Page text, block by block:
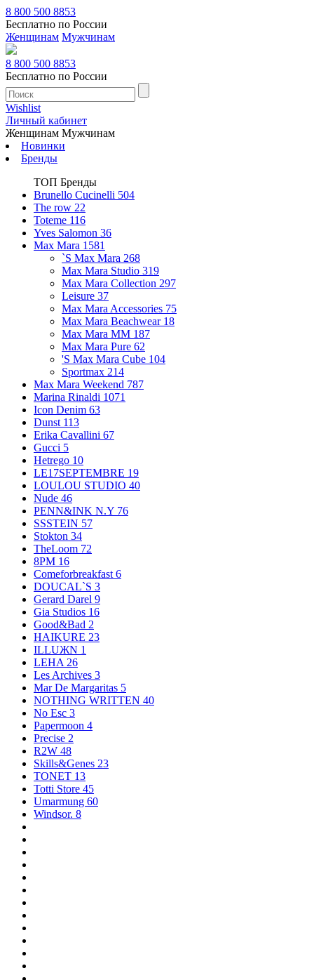
8 800 500 8853
Бесплатно по России
Женщинам Мужчинам
8 800 500 8853
Бесплатно по России
Wishlist
Личный кабинет
Женщинам Мужчинам
Новинки
Бренды
ТОП Бренды
Brunello Cucinelli 504
The row 22
Toteme 116
Yves Salomon 36
Max Mara 1581
`S Max Mara 268
Max Mara Studio 319
Max Mara Collection 297
Leisure 37
Max Mara Accessories 75
Max Mara Beachwear 18
Max Mara MM 187
Max Mara Pure 62
'S Max Mara Cube 104
Sportmax 214
Max Mara Weekend 787
Marina Rinaldi 1071
Icon Denim 63
Dunst 113
Erika Cavallini 67
Gucci 5
Hetrego 10
LE17SEPTEMBRE 19
LOULOU STUDIO 40
Nude 46
PENN&INK N.Y 76
SSSTEIN 57
Stokton 34
TheLoom 72
8PM 16
Comeforbreakfast 6
DOUCAL`S 3
Gerard Darel 9
Gia Studios 16
Good&Bad 2
HAIKURE 23
ILLUЖN 1
LEHA 26
Les Archives 3
Mar De Margaritas 5
NOTHING WRITTEN 40
No Esc 3
Papermoon 4
Precise 2
R2W 48
Skills&Genes 23
TONET 13
Totti Store 45
Umarmung 60
Windsor. 8